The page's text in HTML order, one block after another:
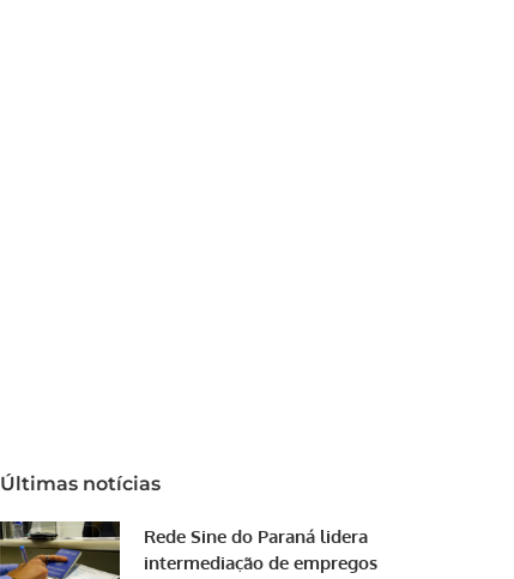
Últimas notícias
Rede Sine do Paraná lidera
intermediação de empregos